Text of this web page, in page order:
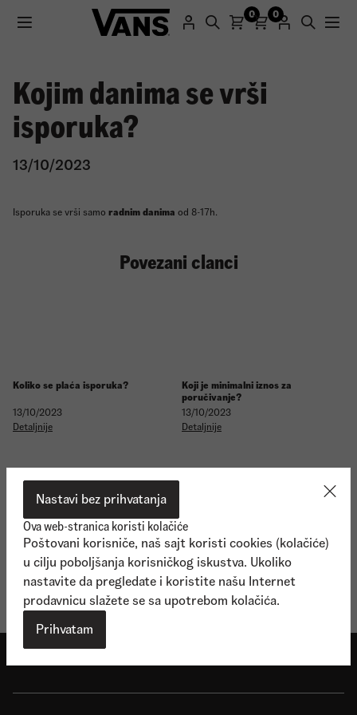
0 0
Kojim danima se vrši
isporuka?
13/10/2023
Isporuka se vrši samo radnim danima od 8-17h.
Povezani clanci
Koliko se plaća isporuka?
13/10/2023
Detaljnije
Koji je minimalni iznos za
poručivanje?
13/10/2023
Detaljnije
Da li je moguća isporuka van
Srbije?
13/10/2023
Detaljnije
Shop
Registracijom na naš sajt dobijate promo kod sa 25%
popusta za prvu kupovinu.
Registruj se
Nastavi bez prihvatanja
Ova web-stranica koristi kolačiće
Poštovani korisniče, naš sajt koristi cookies (kolačiće)
u cilju poboljšanja korisničkog iskustva. Ukoliko
nastavite da pregledate i koristite našu Internet
prodavnicu slažete se sa upotrebom kolačića.
Prihvatam